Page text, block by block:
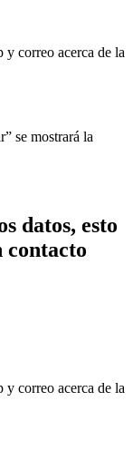
correo acerca de la
se mostrará la
datos, esto
contacto
correo acerca de la